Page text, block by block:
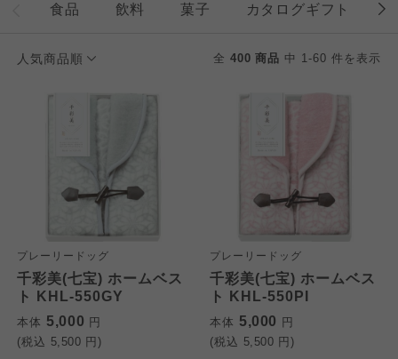
食品 飲料 菓子 カタログギフト
人気商品順 全 400 商品 中 1-60 件を表示
プレーリードッグ
千彩美(七宝) ホームベス
ト KHL-550GY
本体 5,000 円
(税込 5,500 円)
プレーリードッグ
千彩美(七宝) ホームベス
ト KHL-550PI
本体 5,000 円
(税込 5,500 円)